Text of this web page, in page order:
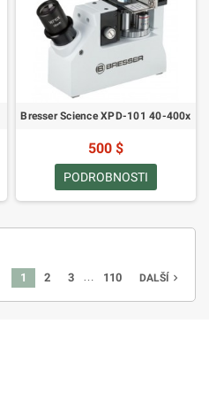
Bresser Science XPD-101 40-400x
500 $
PODROBNOSTI
1 2 3 110 DALŠÍ navigate_next